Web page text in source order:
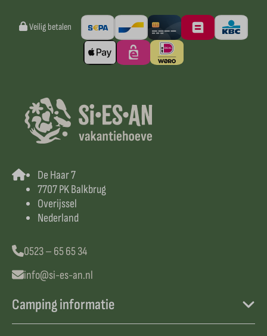
Veilig betalen
De Haar 7
7707 PK Balkbrug
Overijssel
Nederland
0523 – 65 65 34
info@si-es-an.nl
Camping informatie